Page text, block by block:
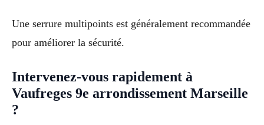
Une serrure multipoints est généralement recommandée
pour améliorer la sécurité.
Intervenez-vous rapidement à
Vaufreges 9e arrondissement Marseille
?